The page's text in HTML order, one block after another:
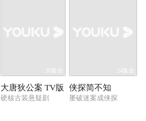
30集全
大唐狄公案 TV版
硬核古装悬疑剧
24集全
侠探简不知
屡破迷案成侠探